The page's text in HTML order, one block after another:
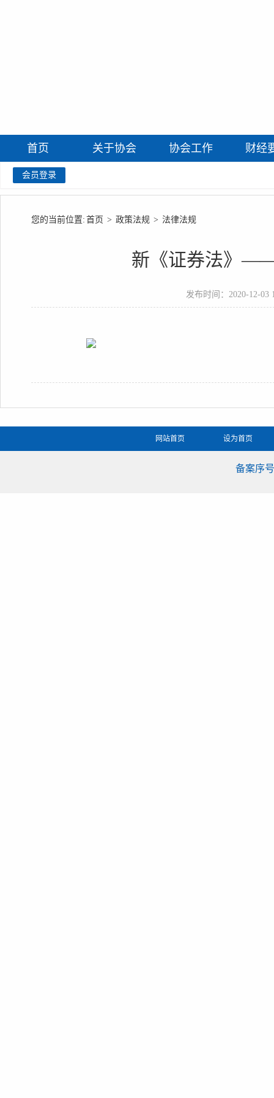
首页 关于协会 协会工作 财经
会员登录
您的当前位置: 首页 > 政策法规 > 法律法规
新《证券法》
发布时间：2020-12-03
网站首页 设为首页
备案序